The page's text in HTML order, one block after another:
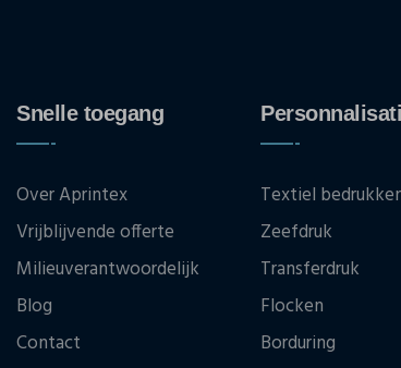
Snelle toegang
Over Aprintex
Vrijblijvende offerte
Milieuverantwoordelijk
Blog
Contact
Textiel
Zeefdruk
Transferdruk
Flocken
Borduring